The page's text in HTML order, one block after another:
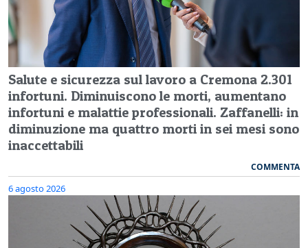
Salute e sicurezza sul lavoro a Cremona 2.301
infortuni. Diminuiscono le morti, aumentano
infortuni e malattie professionali. Zaffanelli: in
diminuzione ma quattro morti in sei mesi sono
inaccettabili
COMMENTA
6 agosto 2026